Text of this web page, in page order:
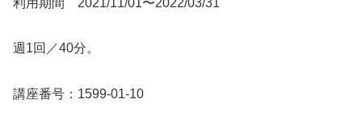
週1回／40分。
講座番号：1599-01-10